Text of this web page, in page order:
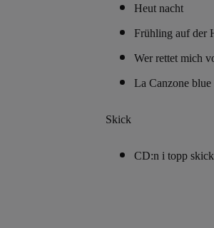
Heut nacht
Frühling auf der
Wer rettet mich
La Canzone blue
Skick
CD:n i topp skick